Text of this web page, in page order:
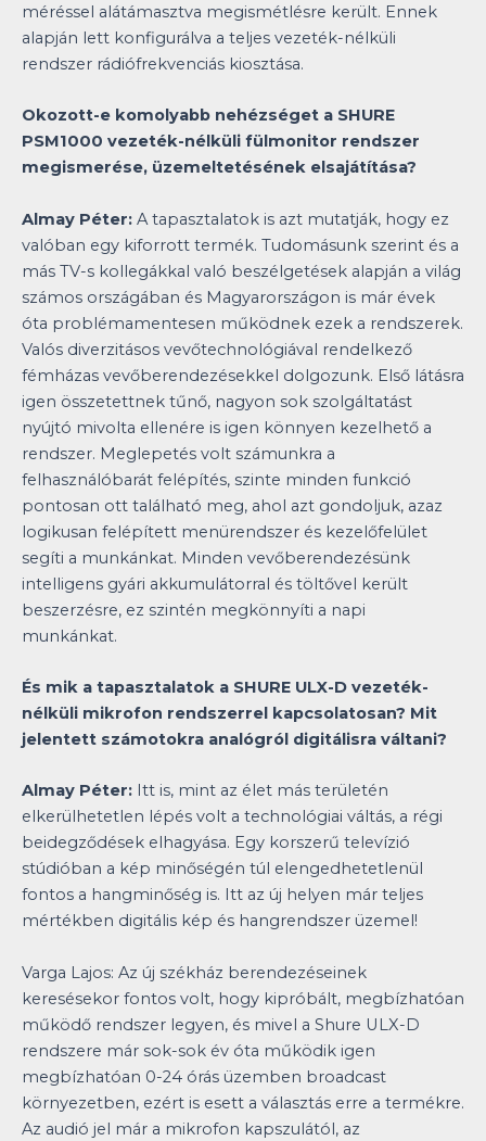
méréssel alátámasztva megismétlésre került. Ennek
alapján lett konfigurálva a teljes vezeték-nélküli
rendszer rádiófrekvenciás kiosztása.
Okozott-e komolyabb nehézséget a SHURE
PSM1000 vezeték-nélküli fülmonitor rendszer
megismerése, üzemeltetésének elsajátítása?
Almay Péter: A tapasztalatok is azt mutatják, hogy ez
valóban egy kiforrott termék. Tudomásunk szerint és a
más TV-s kollegákkal való beszélgetések alapján a világ
számos országában és Magyarországon is már évek
óta problémamentesen működnek ezek a rendszerek.
Valós diverzitásos vevőtechnológiával rendelkező
fémházas vevőberendezésekkel dolgozunk. Első látásra
igen összetettnek tűnő, nagyon sok szolgáltatást
nyújtó mivolta ellenére is igen könnyen kezelhető a
rendszer. Meglepetés volt számunkra a
felhasználóbarát felépítés, szinte minden funkció
pontosan ott található meg, ahol azt gondoljuk, azaz
logikusan felépített menürendszer és kezelőfelület
segíti a munkánkat. Minden vevőberendezésünk
intelligens gyári akkumulátorral és töltővel került
beszerzésre, ez szintén megkönnyíti a napi
munkánkat.
És mik a tapasztalatok a SHURE ULX-D vezeték-
nélküli mikrofon rendszerrel kapcsolatosan? Mit
jelentett számotokra analógról digitálisra váltani?
Almay Péter: Itt is, mint az élet más területén
elkerülhetetlen lépés volt a technológiai váltás, a régi
beidegződések elhagyása. Egy korszerű televízió
stúdióban a kép minőségén túl elengedhetetlenül
fontos a hangminőség is. Itt az új helyen már teljes
mértékben digitális kép és hangrendszer üzemel!
Varga Lajos: Az új székház berendezéseinek
keresésekor fontos volt, hogy kipróbált, megbízhatóan
működő rendszer legyen, és mivel a Shure ULX-D
rendszere már sok-sok év óta működik igen
megbízhatóan 0-24 órás üzemben broadcast
környezetben, ezért is esett a választás erre a termékre.
Az audió jel már a mikrofon kapszulától, az